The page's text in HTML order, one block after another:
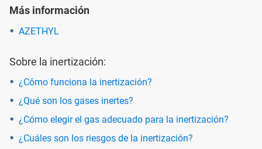
Más información
AZETHYL
Sobre la inertización:
¿Cómo funciona la inertización?
¿Qué son los gases inertes?
¿Cómo elegir el gas adecuado para la inertización?
¿Cuáles son los riesgos de la inertización?